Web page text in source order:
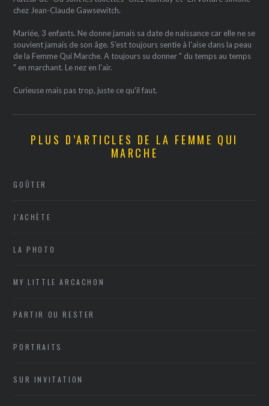
chez Jean-Claude Gawsewitch.
Mariée, 3 enfants. Ne donne jamais sa date de naissance car elle ne se
souvient jamais de son âge. S'est toujours sentie à l'aise dans la peau
de la Femme Qui Marche. A toujours su donner " du temps au temps
" en marchant. Le nez en l'air.
Curieuse mais pas trop, juste ce qu'il faut.
PLUS D’ARTICLES DE LA FEMME QUI
MARCHE
GOÛTER
J'ACHÈTE
LA PHOTO
MY LITTLE ARCACHON
PARTIR OU RESTER
PORTRAITS
SUR INVITATION